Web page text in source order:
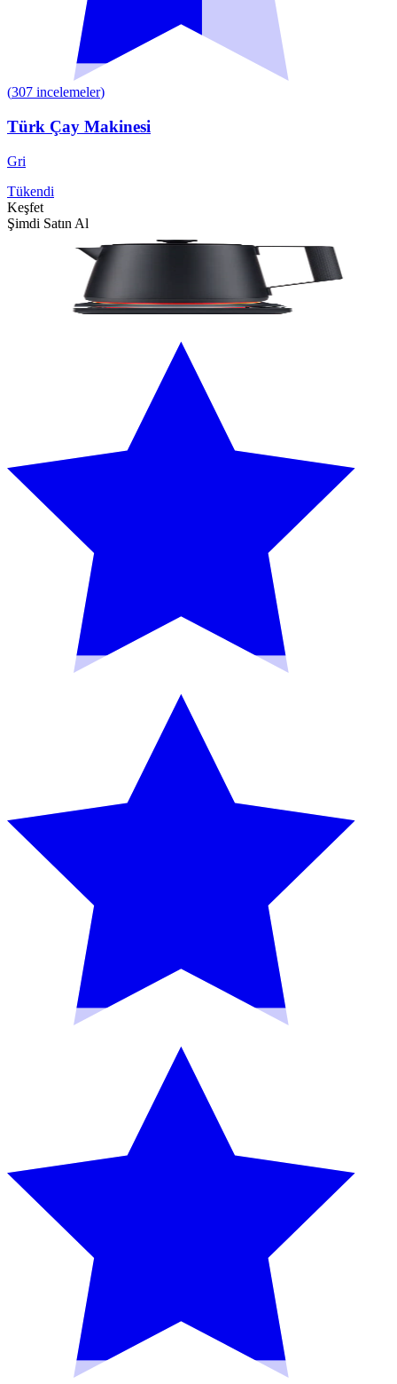
(307 incelemeler)
Türk Çay Makinesi
Gri
Tükendi
Keşfet
Şimdi Satın Al